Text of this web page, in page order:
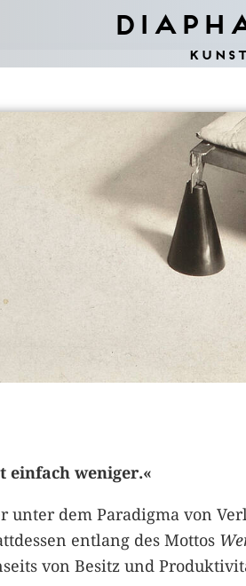
Kunst
einfach weniger.«
unter dem Paradigma von
entlang des Mottos
von Besitz und